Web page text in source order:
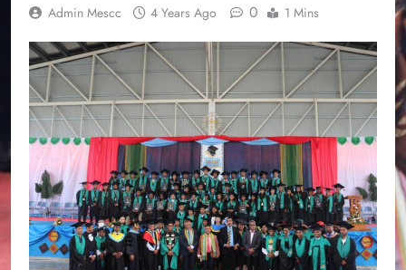
Admin Mescc 4 Years Ago 0 1 Mins